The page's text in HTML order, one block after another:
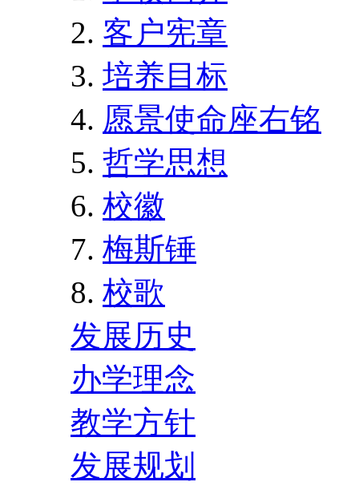
客户宪章
培养目标
愿景使命座右铭
哲学思想
校徽
梅斯锤
校歌
发展历史
办学理念
教学方针
发展规划